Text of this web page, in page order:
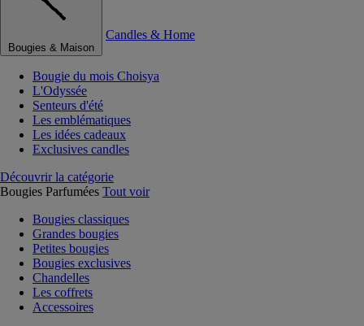
Bougies & Maison
Candles & Home
Bougie du mois Choisya
L'Odyssée
Senteurs d'été
Les emblématiques
Les idées cadeaux
Exclusives candles
Découvrir la catégorie
Bougies Parfumées Tout voir
Bougies classiques
Grandes bougies
Petites bougies
Bougies exclusives
Chandelles
Les coffrets
Accessoires